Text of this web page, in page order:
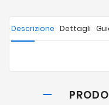
Descrizione Dettagli